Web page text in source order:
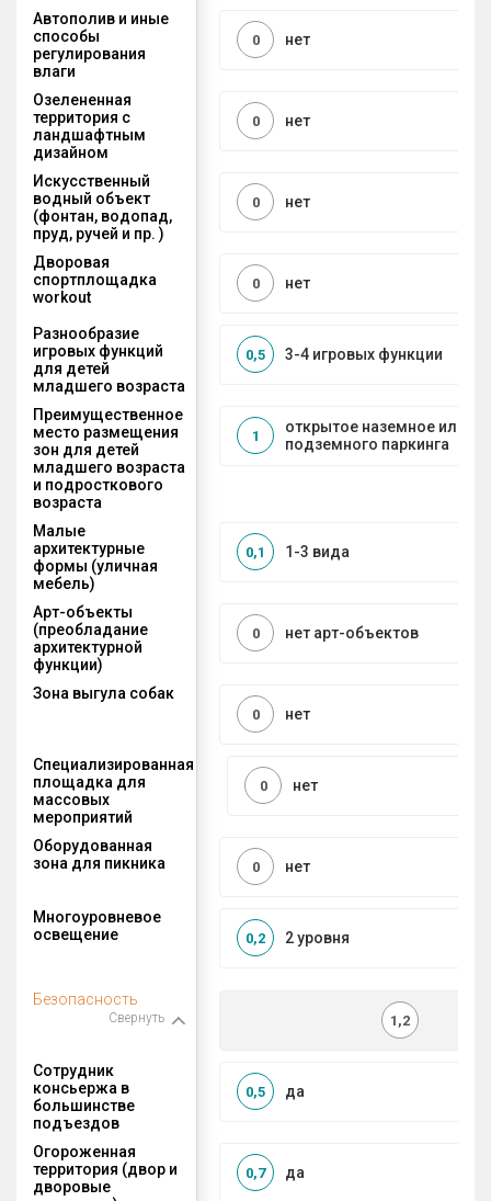
Автополив и иные
способы
регулирования
влаги
нет
0
Озелененная
территория с
ландшафтным
дизайном
нет
0
Искусственный
водный объект
(фонтан, водопад,
пруд, ручей и пр. )
нет
0
Дворовая
спортплощадка
workout
нет
0
Разнообразие
игровых функций
для детей
младшего возраста
3-4 игровых функции
0,5
Преимущественное
место размещения
зон для детей
младшего возраста
и подросткового
возраста
открытое наземное или на
подземного паркинга
1
Малые
архитектурные
формы (уличная
мебель)
1-3 вида
0,1
Арт-объекты
(преобладание
архитектурной
функции)
нет арт-объектов
0
Зона выгула собак
нет
0
Специализированная
площадка для
массовых
мероприятий
нет
0
Оборудованная
зона для пикника
нет
0
Многоуровневое
освещение
2 уровня
0,2
Безопасность
Свернуть 1,2
Сотрудник
консьержа в
большинстве
подъездов
да
0,5
Огороженная
территория (двор и
дворовые
да
0,7